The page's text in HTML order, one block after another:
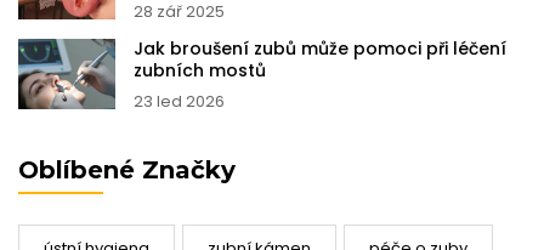
28 zář 2025
Jak broušení zubů může pomoci při léčení
zubních mostů
23 led 2026
Oblíbené Značky